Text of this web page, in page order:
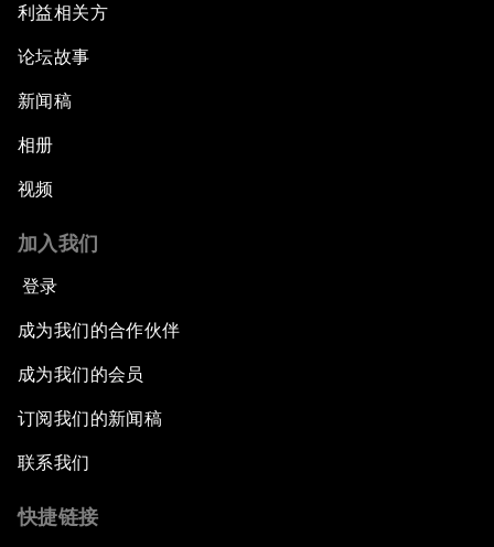
利益相关方
论坛故事
新闻稿
相册
视频
加入我们
登录
成为我们的合作伙伴
成为我们的会员
订阅我们的新闻稿
联系我们
快捷链接